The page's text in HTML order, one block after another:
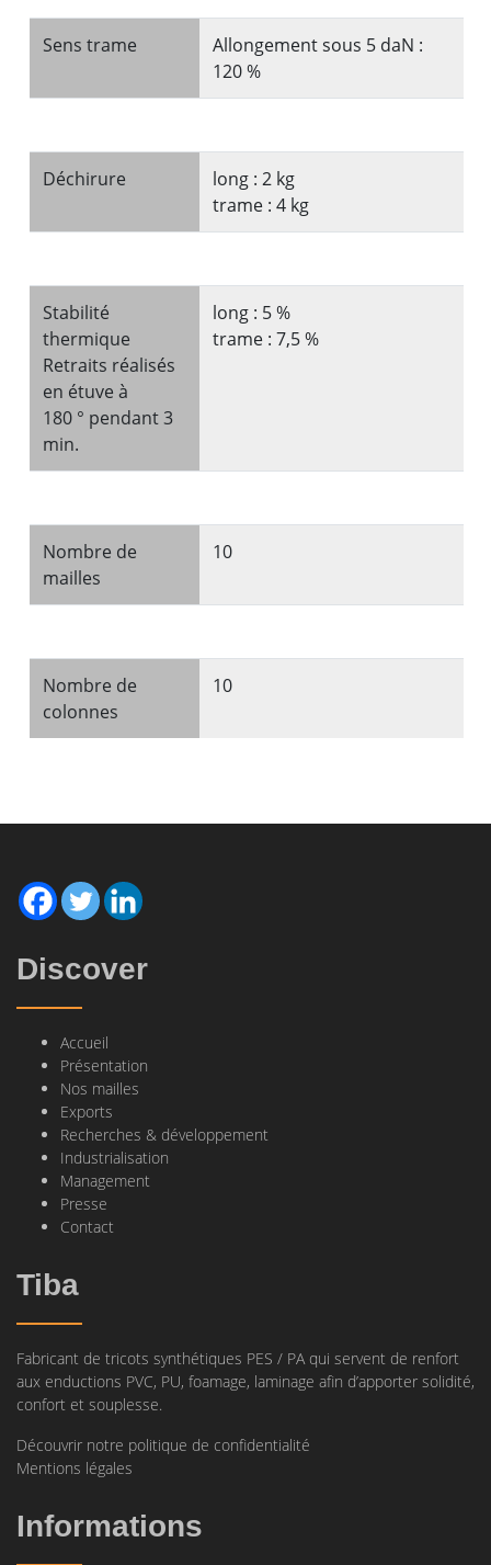
Sens trame
Allongement sous 5 daN :
120 %
Déchirure
long : 2 kg
trame : 4 kg
Stabilité
thermique
Retraits réalisés
en étuve à
180 ° pendant 3
min.
long : 5 %
trame : 7,5 %
Nombre de
mailles
10
Nombre de
colonnes
10
Discover
Accueil
Présentation
Nos mailles
Exports
Recherches & développement
Industrialisation
Management
Presse
Contact
Tiba
Fabricant de tricots synthétiques PES / PA qui servent de renfort
aux enductions PVC, PU, foamage, laminage afin d’apporter solidité,
confort et souplesse.
Découvrir notre politique de confidentialité
Mentions légales
Informations